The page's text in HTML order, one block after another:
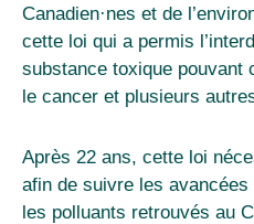
Canadien·nes et de
cette loi qui a permis l’
substance toxique pouvant
le cancer et plusieurs
Après 22 ans, cette loi
afin de suivre les
les polluants retrouvés au